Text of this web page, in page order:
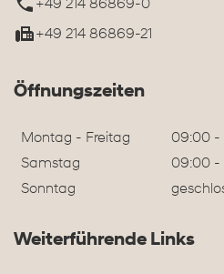
+49 214 86869-0
+49 214 86869-21
Öffnungszeiten
Montag - Freitag
09:00 -
Samstag
09:00 -
Sonntag
Weiterführende Links